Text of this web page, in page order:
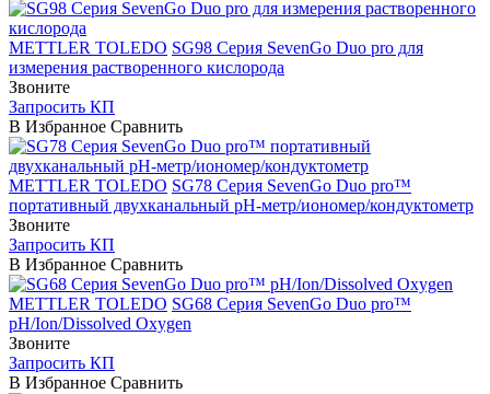
METTLER TOLEDO SG98 Серия SevenGo Duo pro для
измерения растворенного кислорода
Звоните
Запросить КП
В Избранное Сравнить
METTLER TOLEDO SG78 Серия SevenGo Duo pro™
портативный двухканальный pH-метр/иономер/кондуктометр
Звоните
Запросить КП
В Избранное Сравнить
METTLER TOLEDO SG68 Серия SevenGo Duo pro™
pH/Ion/Dissolved Oxygen
Звоните
Запросить КП
В Избранное Сравнить